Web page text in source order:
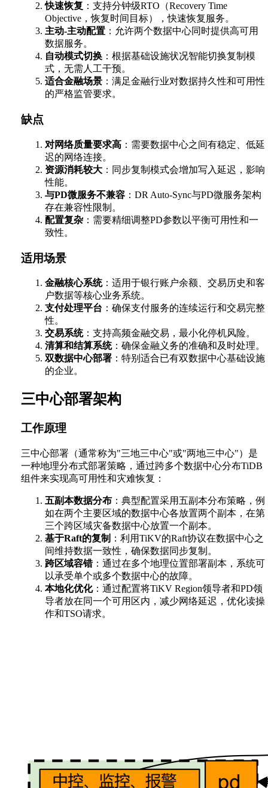
快速恢复 ：支持分钟级RTO（Recovery Time
Objective，恢复时间目标），快速恢复服务。
主动-主动配置 ：允许两个数据中心同时提供高可用
数据服务。
自动模式切换 ：根据基础设施状况智能切换复制模
式，无需人工干预。
适合金融场景 ：满足金融行业对数据持久性和可用性
的严格监管要求。
缺点
对网络质量要求高 ：需要数据中心之间有稳定、低延
迟的网络连接。
资源消耗较大 ：同步复制模式会增加写入延迟，影响
性能。
与PD微服务不兼容 ：DR Auto-Sync与PD微服务架构
存在兼容性限制。
配置复杂 ：需要精细调整PD参数以平衡可用性和一
致性。
适用场景
金融核心系统：适用于银行账户余额、交易历史和客
户数据等核心业务系统。
支付处理平台 ：确保支付服务的连续运行和交易完整
性。
交易系统：支持高频金融交易，最小化停机风险。
清算和结算系统：确保金融义务的准确和及时处理。
双数据中心部署 ：特别适合已有双数据中心基础设施
的企业。
三中心部署架构
工作原理
三中心部署（通常称为"三地三中心"或"两地三中心"）是
一种地理分布式部署策略，通过跨多个数据中心分布TiDB
组件来实现高可用性和灾难恢复：
五副本数据分布 ：典型配置采用五副本分布策略，例
如在两个主要区域的数据中心各放置两个副本，在第
三个跨区域灾备数据中心放置一个副本。
基于Raft的复制 ：利用TiKV的Raft协议在数据中心之
间维持数据一致性，确保数据同步复制。
跨区域容错：通过在多个地理位置部署副本，系统可
以承受单个或多个数据中心的故障。
本地化优化：通过配置将TiKV Region领导者和PD领
导者放在同一个可用区内，减少网络延迟，优化读操
作和TSO请求。